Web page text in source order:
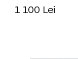
1 100 Lei